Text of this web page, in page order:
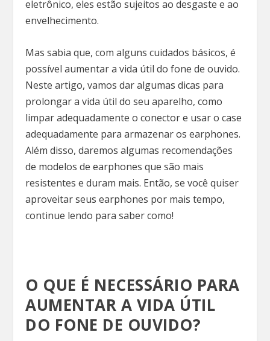
eletrônico, eles estão sujeitos ao desgaste e ao
envelhecimento.
Mas sabia que, com alguns cuidados básicos, é
possível aumentar a vida útil do fone de ouvido.
Neste artigo, vamos dar algumas dicas para
prolongar a vida útil do seu aparelho, como
limpar adequadamente o conector e usar o case
adequadamente para armazenar os earphones.
Além disso, daremos algumas recomendações
de modelos de earphones que são mais
resistentes e duram mais. Então, se você quiser
aproveitar seus earphones por mais tempo,
continue lendo para saber como!
O QUE É NECESSÁRIO PARA
AUMENTAR A VIDA ÚTIL
DO FONE DE OUVIDO?